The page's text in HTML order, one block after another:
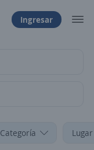
Ingresar
Categoría